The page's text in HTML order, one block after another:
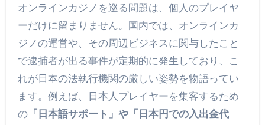
オンラインカジノを巡る問題は、個人のプレイヤ
ーだけに留まりません。国内では、オンラインカ
ジノの運営や、その周辺ビジネスに関与したこと
で逮捕者が出る事件が定期的に発生しており、こ
れが日本の法執行機関の厳しい姿勢を物語ってい
ます。例えば、日本人プレイヤーを集客するため
の「日本語サポート」や「日本円での入出金代